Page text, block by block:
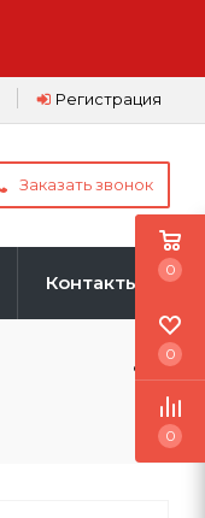
Регистрация
Заказать звонок
Контакты
0
0
0